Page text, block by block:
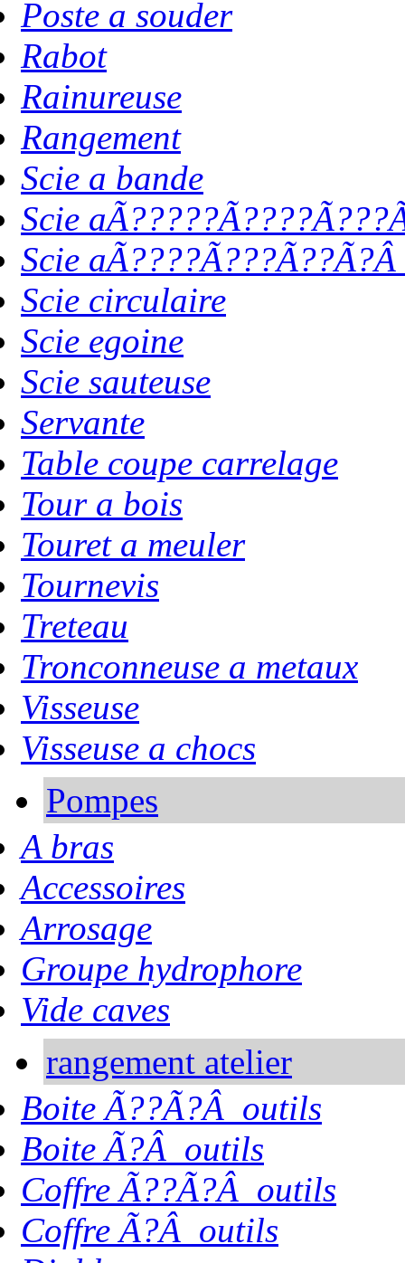
Poste a souder
Rabot
Rainureuse
Rangement
Scie a bande
Scie
Scie
Scie circulaire
Scie egoine
Scie sauteuse
Servante
Table coupe carrelage
Tour a bois
Touret a meuler
Tournevis
Treteau
Tronconneuse a metaux
Visseuse
Visseuse a chocs
Pompes
A bras
Accessoires
Arrosage
Groupe hydrophore
Vide caves
rangement atelier
Boite Ã??Ã?Â outils
Boite Ã?Â outils
Coffre Ã??Ã?Â outils
Coffre Ã?Â outils